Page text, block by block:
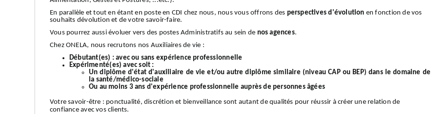
En parallèle et tout en étant en poste en CDI chez nous, nous vous offrons des perspectives d'évolution en fonction de vos
souhaits dévolution et de votre savoir-faire.
Vous pourrez aussi évoluer vers des postes Administratifs au sein de nosagences.
Chez ONELA, nous recrutons nos Auxiliaires de vie :
Débutant(es) :avec ou sans expérience professionnelle
Expérimenté(es) avec soit :
Un diplôme d'état d'auxiliaire de vie et/ou autre diplôme similaire (niveau CAP ou BEP) dans le domaine de
la santé/médico-sociale
Ou au moins 3 ans d'expérience professionnelle auprès de personnes âgées
Votresavoir-être : ponctualité, discrétion et bienveillance sont autant de qualités pour réussir à créer une relation de
confiance avec vos clients.